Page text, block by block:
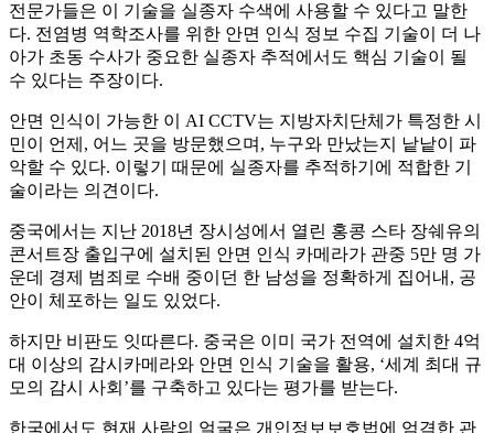
전문가들은 이 기술을 실종자 수색에 사용할 수 있다고 말한
다. 전염병 역학조사를 위한 안면 인식 정보 수집 기술이 더 나
아가 초동 수사가 중요한 실종자 추적에서도 핵심 기술이 될
수 있다는 주장이다.
안면 인식이 가능한 이 AI CCTV는 지방자치단체가 특정한 시
민이 언제, 어느 곳을 방문했으며, 누구와 만났는지 낱낱이 파
악할 수 있다. 이렇기 때문에 실종자를 추적하기에 적합한 기
술이라는 의견이다.
중국에서는 지난 2018년 장시성에서 열린 홍콩 스타 장쉐유의
콘서트장 출입구에 설치된 안면 인식 카메라가 관중 5만 명 가
운데 경제 범죄로 수배 중이던 한 남성을 정확하게 집어내, 공
안이 체포하는 일도 있었다.
하지만 비판도 잇따른다. 중국은 이미 국가 전역에 설치한 4억
대 이상의 감시카메라와 안면 인식 기술을 활용, ‘세계 최대 규
모의 감시 사회’를 구축하고 있다는 평가를 받는다.
한국에서도 현재 사람의 얼굴은 개인정보보호법에 엄격한 관